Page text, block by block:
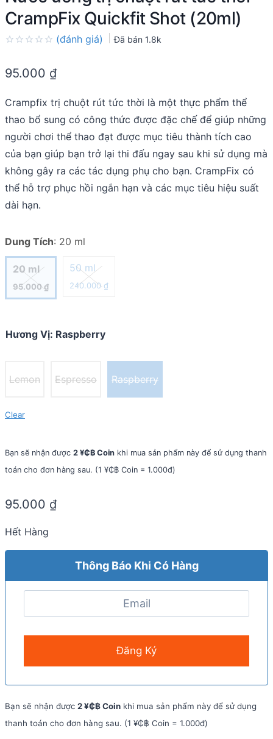
CrampFix Quickfit Shot (20ml)
out
(đánh giá) Đã bán 1.8k
95.000 ₫
Crampfix trị chuột rút tức thời là một thực phẩm thể
thao bổ sung có công thức được đặc chế để giúp những
người chơi thể thao đạt được mục tiêu thành tích cao
của bạn giúp bạn trở lại thi đấu ngay sau khi sử dụng mà
không gây ra các tác dụng phụ cho bạn. CrampFix có
thể hỗ trợ phục hồi ngắn hạn và các mục tiêu hiệu suất
dài hạn.
Dung Tích: 20 ml
20 ml
95.000₫
50 ml
240.000₫
Hương Vị: Raspberry
Lemon Espresso Raspberry
Clear
Bạn sẽ nhận được 2 ¥₵฿ Coin khi mua sản phẩm này để sử dụng thanh
toán cho đơn hàng sau. (1 ¥₵฿ Coin = 1.000đ)
95.000 ₫
Hết Hàng
Thông Báo Khi Có Hàng
Bạn sẽ nhận được 2 ¥₵฿ Coin khi mua sản phẩm này để sử dụng
thanh toán cho đơn hàng sau. (1 ¥₵฿ Coin = 1.000đ)